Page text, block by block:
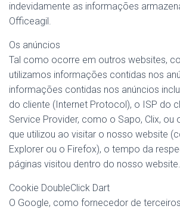
indevidamente as informações
Officeagil.
Os anúncios
Tal como ocorre em outros websites,
utilizamos informações contidas nos
informações contidas nos anúncios
do cliente (Internet Protocol), o ISP do
Service Provider, como o Sapo, Clix, ou
que utilizou ao visitar o nosso website
Explorer ou o Firefox), o tempo da
páginas visitou dentro do nosso website.
Cookie DoubleClick Dart
O Google, como fornecedor de